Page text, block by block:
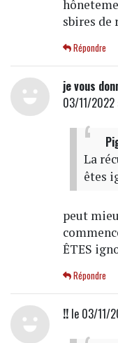
sbires de
Répondre
je vous
03/11/2022
La
êtes
peut
ÊTES
Répondre
!!le 03/11/